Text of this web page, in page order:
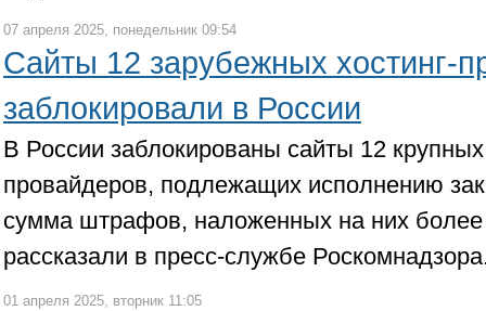
07 апреля 2025, понедельник 09:54
Сайты 12 зарубежных хостинг-
заблокировали в России
В России заблокированы сайты 12
провайдеров, подлежащих исполнению
сумма штрафов, наложенных на них
рассказали в пресс-службе
01 апреля 2025, вторник 11:05